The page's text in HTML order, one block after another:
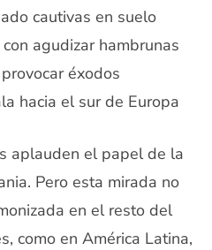
cautivas en suelo
agudizar hambrunas
éxodos
hacia el sur de Europa
aplauden el papel de la
Pero esta mirada no
en el resto del
como en América Latina,